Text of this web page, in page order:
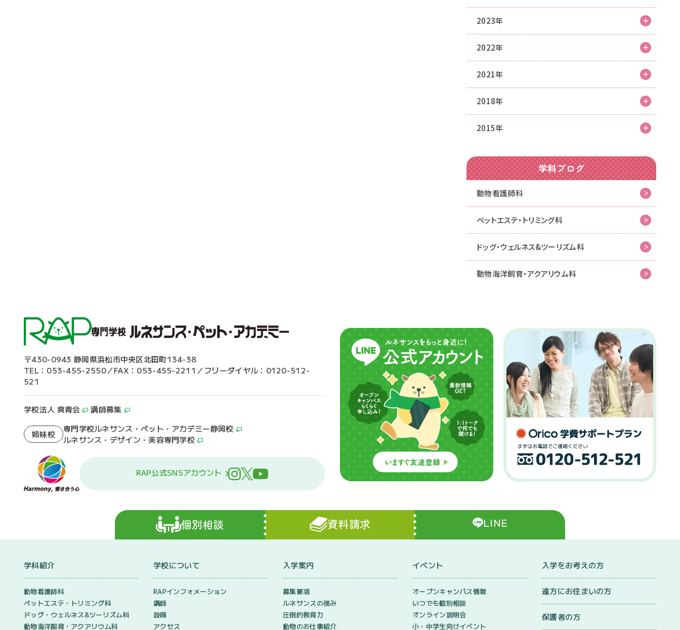
2023年
2022年
2021年
2018年
2015年
学科ブログ
動物看護師科
ペットエステ・トリミング科
ドッグ・ウェルネス&ツーリズム科
動物海洋飼育・アクアリウム科
〒430-0943 静岡県浜松市中央区北田町134-38
TEL：053-455-2550／FAX：053-455-2211／フリーダイヤル：0120-512-
521
学校法人 爽青会 講師募集
姉妹校
専門学校ルネサンス・ペット・アカデミー静岡校
ルネサンス・デザイン・美容専門学校
RAP公式SNSアカウント
個別相談 資料請求 LINE
学科紹介
動物看護師科
ペットエステ・トリミング科
ドッグ・ウェルネス&ツーリズム科
動物海洋飼育・アクアリウム科
学校について
RAPインフォメーション
講師
設備
アクセス
入学案内
募集要項
ルネサンスの強み
圧倒的教育力
動物のお仕事紹介
イベント
オープンキャンパス情報
いつでも個別相談
オンライン説明会
小・中学生向けイベント
入学をお考えの方
遠方にお住まいの方
保護者の方